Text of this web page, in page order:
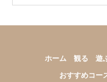
ホーム 観る 遊
おすすめコー